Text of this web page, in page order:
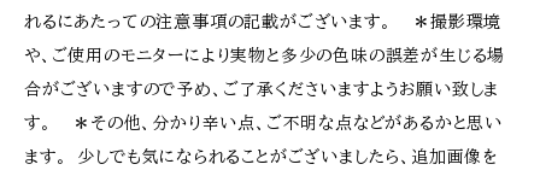
れるにあたっての注意事項の記載がございます。 ＊撮影環境
や、ご使用のモニターにより実物と多少の色味の誤差が生じる場
合がございますので予め、ご了承くださいますようお願い致しま
す。 ＊その他、分かり辛い点、ご不明な点などがあるかと思い
ます。 少しでも気になられることがございましたら、追加画像を